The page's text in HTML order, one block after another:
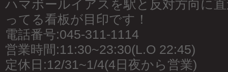
ハマボールイアスを駅と反対方向に
ってる看板が目印です！
電話番号:045-311-1114
営業時間:11:30~23:30(L.O 22:45)
定休日:12/31~1/4(4日夜から営業)